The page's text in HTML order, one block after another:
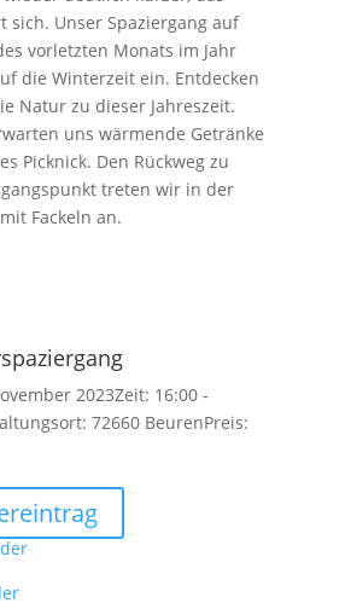
sich. Unser Spaziergang auf
vorletzten Monats im Jahr
die Winterzeit ein. Entdecken
Natur zu dieser Jahreszeit.
uns wärmende Getränke
Picknick. Den Rückweg zu
treten wir in der
Fackeln an.
2023Zeit: 16:00 -
72660 BeurenPreis: